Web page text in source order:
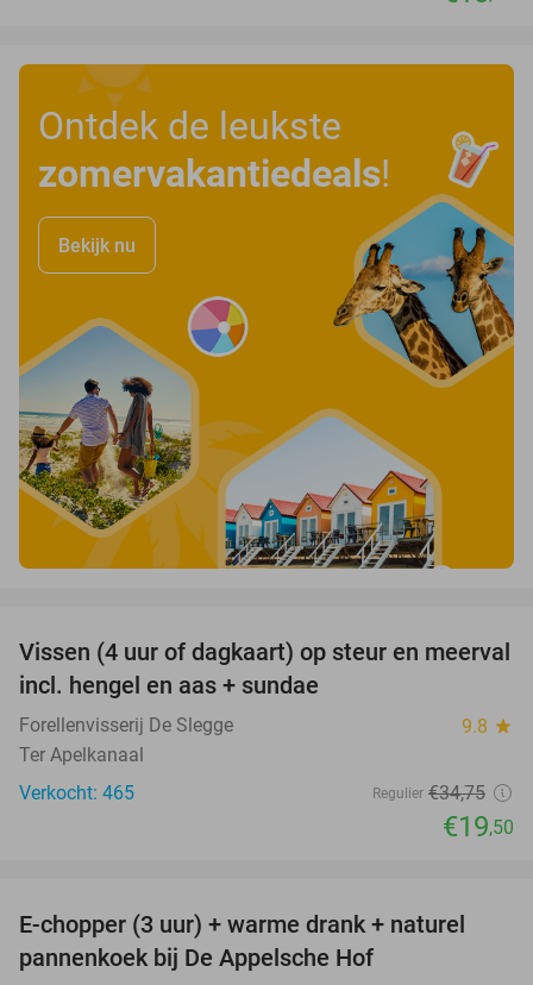
Ontdek de leukste
zomervakantiedeals!
Bekijk nu
44%
Vissen (4 uur of dagkaart) op steur en meerval
incl. hengel en aas + sundae
Forellenvisserij De Slegge 9.8 star
Ter Apelkanaal
Verkocht: 465
Regulier €34,75
€19,50
40%
E-chopper (3 uur) + warme drank + naturel
pannenkoek bij De Appelsche Hof